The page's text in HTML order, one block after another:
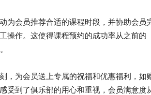
为会员推荐合适的课程时段，并协助会员
操作。这使得课程预约的成功率从之前的
，为会员送上专属的祝福和优惠福利，如
受到了俱乐部的用心和重视，会员满意度